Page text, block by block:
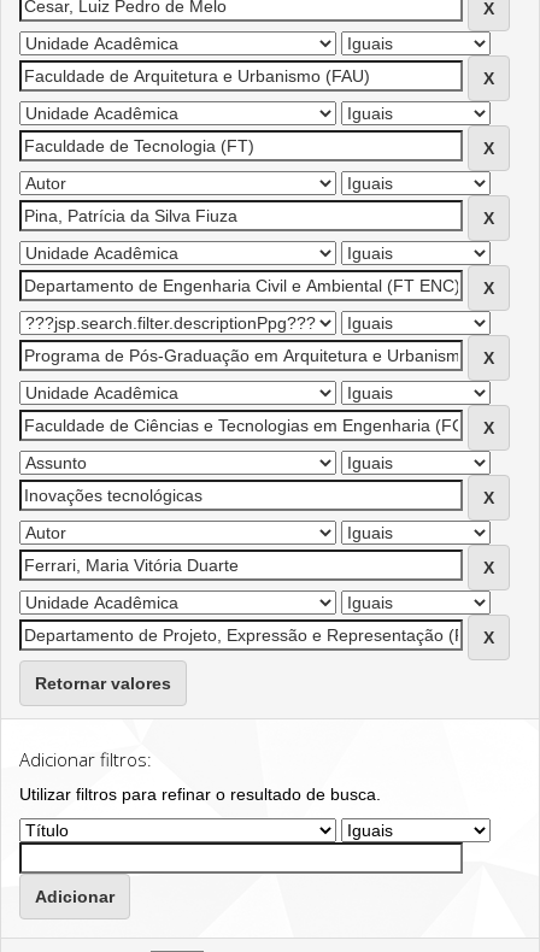
Retornar valores
Adicionar filtros:
Utilizar filtros para refinar o resultado de busca.